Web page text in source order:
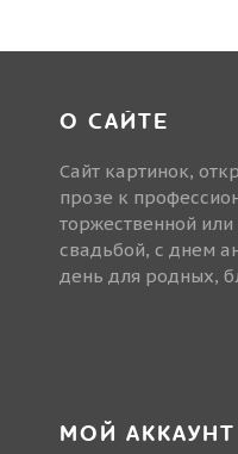
О САЙТЕ
Сайт картинок,
прозе к
торжественной
свадьбой, с днем
день для родных,
МОЙ АККАУНТ